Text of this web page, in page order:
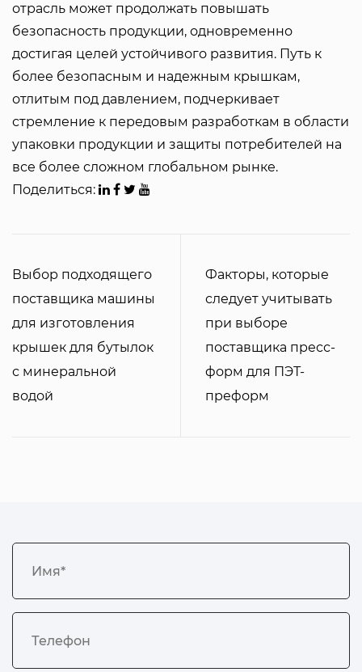
отрасль может продолжать повышать
безопасность продукции, одновременно
достигая целей устойчивого развития. Путь к
более безопасным и надежным крышкам,
отлитым под давлением, подчеркивает
стремление к передовым разработкам в области
упаковки продукции и защиты потребителей на
все более сложном глобальном рынке.
Поделиться:
Выбор подходящего
поставщика машины
для изготовления
крышек для бутылок
с минеральной
водой
Факторы, которые
следует учитывать
при выборе
поставщика пресс-
форм для ПЭТ-
преформ